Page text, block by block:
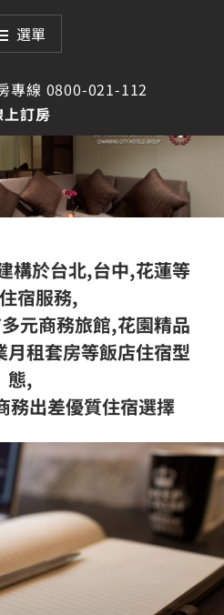
選單
專線 0800-021-112
上訂房
企業集團
構於台北,台中,花蓮等
宿服務,
元商務旅館,花園精品
租套房等飯店住宿型
態,
務出差優質住宿選擇